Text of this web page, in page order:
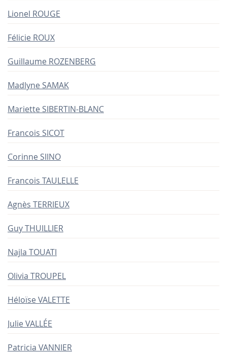
Lionel ROUGE
Félicie ROUX
Guillaume ROZENBERG
Madlyne SAMAK
Mariette SIBERTIN-BLANC
Francois SICOT
Corinne SIINO
Francois TAULELLE
Agnès TERRIEUX
Guy THUILLIER
Najla TOUATI
Olivia TROUPEL
Héloïse VALETTE
Julie VALLÉE
Patricia VANNIER